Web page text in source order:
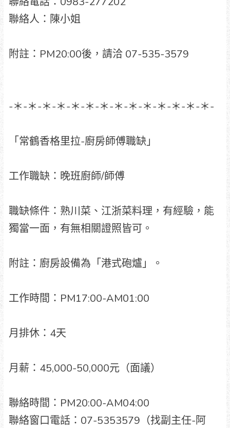
聯絡人：陳小姐
附註：PM20:00後，請洽 07-535-3579
-＊-＊-＊-＊-＊-＊-＊-＊-＊-＊-＊-＊-＊-＊-
「常鶴香格里拉-廚房師傅職缺」
工作職缺：晚班廚師/師傅
職缺條件：熟川菜、江浙菜料理，有經驗，能
獨當一面，有無相關證照皆可。
附註：廚房設備為「港式砲爐」。
工作時間：PM17:00-AM01:00
月排休：4天
月薪：45,000-50,000元（面議）
聯絡時間：PM20:00-AM04:00
聯絡窗口電話：07-5353579（找副主任-阿